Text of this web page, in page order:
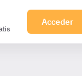
Acceder